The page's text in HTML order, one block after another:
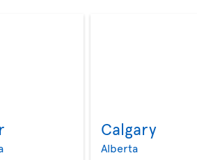
>
Calgary
Alberta